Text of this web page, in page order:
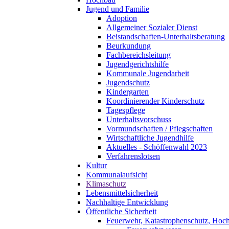
Jugend und Familie
Adoption
Allgemeiner Sozialer Dienst
Beistandschaften-Unterhaltsberatung
Beurkundung
Fachbereichsleitung
Jugendgerichtshilfe
Kommunale Jugendarbeit
Jugendschutz
Kindergarten
Koordinierender Kinderschutz
Tagespflege
Unterhaltsvorschuss
Vormundschaften / Pflegschaften
Wirtschaftliche Jugendhilfe
Aktuelles - Schöffenwahl 2023
Verfahrenslotsen
Kultur
Kommunalaufsicht
Klimaschutz
Lebensmittelsicherheit
Nachhaltige Entwicklung
Öffentliche Sicherheit
Feuerwehr, Katastrophenschutz,